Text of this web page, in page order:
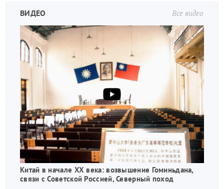
Все видео
ВИДЕО
Китай в начале XX века: возвышение Гоминьдана,
связи с Советской Россией, Северный поход